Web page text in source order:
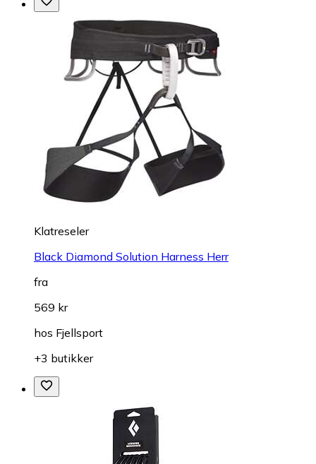
Klatreseler
Black Diamond Solution Harness Herr
fra
569 kr
hos Fjellsport
+3 butikker